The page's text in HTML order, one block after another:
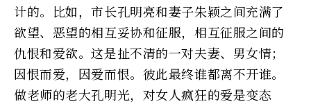
计的。比如，市长孔明亮和妻子朱颖之间充满了
欲望、恶望的相互妥协和征服，相互征服之间的
仇恨和爱欲。这是扯不清的一对夫妻、男女情；
因恨而爱，因爱而恨。彼此最终谁都离不开谁。
做老师的老大孔明光，对女人疯狂的爱是变态